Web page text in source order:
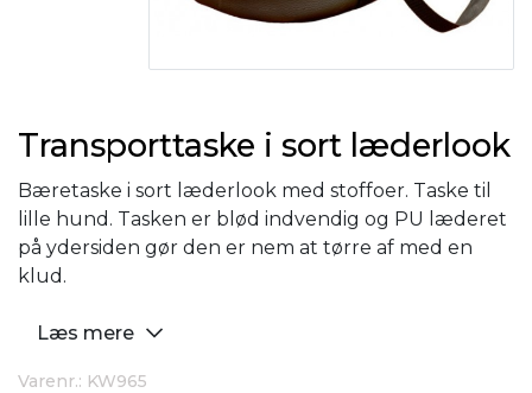
Transporttaske i sort læderlook
Bæretaske i sort læderlook med stoffoer. Taske til
lille hund. Tasken er blød indvendig og PU læderet
på ydersiden gør den er nem at tørre af med en
klud.
Læs mere
Varenr.: KW965